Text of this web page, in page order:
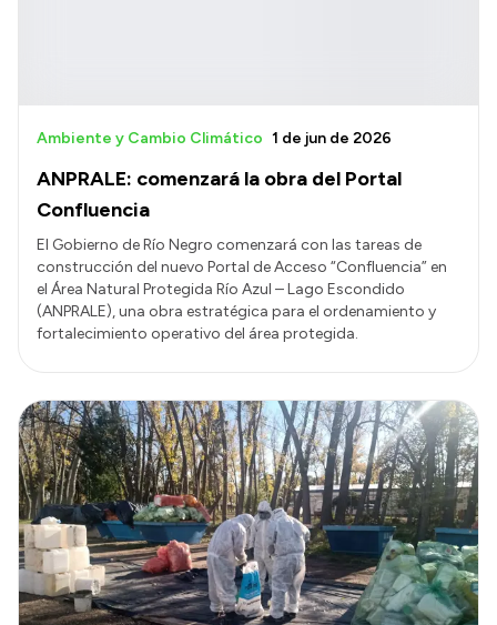
ANPRALE: comenzará la obra del Portal
Confluencia
Ambiente y Cambio Climático 1 de jun de 2026
El Gobierno de Río Negro comenzará con las tareas de
construcción del nuevo Portal de Acceso “Confluencia” en
el Área Natural Protegida Río Azul – Lago Escondido
(ANPRALE), una obra estratégica para el ordenamiento y
fortalecimiento operativo del área protegida.